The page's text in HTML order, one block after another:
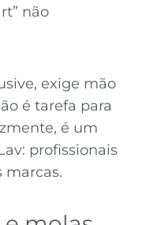
não
exige mão
é tarefa para
é um
profissionais
marcas.